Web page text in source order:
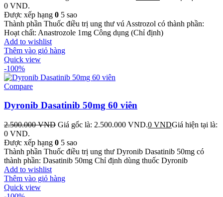
0 VND.
Được xếp hạng 0 5 sao
Thành phần Thuốc điều trị ung thư vú Asstrozol có thành phần:
Hoạt chất: Anastrozole 1mg Công dụng (Chỉ định)
Add to wishlist
Thêm vào giỏ hàng
Quick view
-100%
Compare
Dyronib Dasatinib 50mg 60 viên
2.500.000VND Giá gốc là: 2.500.000 VND.0 VNDGiá hiện tại là:
0 VND.
Được xếp hạng 0 5 sao
Thành phần Thuốc điều trị ung thư Dyronib Dasatinib 50mg có
thành phần: Dasatinib 50mg Chỉ định dùng thuốc Dyronib
Add to wishlist
Thêm vào giỏ hàng
Quick view